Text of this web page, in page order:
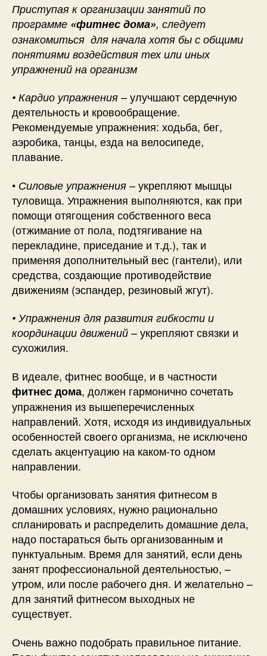
Приступая к организации занятий по
программе «фитнес дома», следует
ознакомиться для начала хотя бы с общими
понятиями воздействия тех или иных
упражнений на организм
• Кардио упражнения – улучшают сердечную
деятельность и кровообращение.
Рекомендуемые упражнения: ходьба, бег,
аэробика, танцы, езда на велосипеде,
плавание.
• Силовые упражнения – укрепляют мышцы
туловища. Упражнения выполняются, как при
помощи отягощения собственного веса
(отжимание от пола, подтягивание на
перекладине, приседание и т.д.), так и
применяя дополнительный вес (гантели), или
средства, создающие противодействие
движениям (эспандер, резиновый жгут).
• Упражнения для развития гибкости и
координации движений – укрепляют связки и
сухожилия.
В идеале, фитнес вообще, и в частности
фитнес дома, должен гармонично сочетать
упражнения из вышеперечисленных
направлений. Хотя, исходя из индивидуальных
особенностей своего организма, не исключено
сделать акцентуацию на каком-то одном
направлении.
Чтобы организовать занятия фитнесом в
домашних условиях, нужно рационально
спланировать и распределить домашние дела,
надо постараться быть организованным и
пунктуальным. Время для занятий, если день
занят профессиональной деятельностью, –
утром, или после рабочего дня. И желательно –
для занятий фитнесом выходных не
существует.
Очень важно подобрать правильное питание.